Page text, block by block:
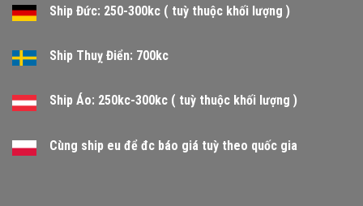
Ship Đức: 250-300kc ( tuỳ thuộc khối lượng )
Ship Thuỵ Điển: 700kc
Ship Áo: 250kc-300kc ( tuỳ thuộc khối lượng )
Cùng ship eu để đc báo giá tuỳ theo quốc gia